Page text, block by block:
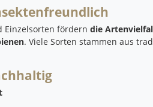
Einzelsorten fördern die
. Viele Sorten stammen aus